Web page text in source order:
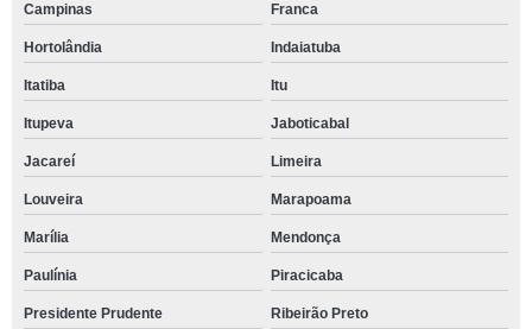
Campinas Franca
Hortolândia Indaiatuba
Itatiba Itu
Itupeva Jaboticabal
Jacareí Limeira
Louveira Marapoama
Marília Mendonça
Paulínia Piracicaba
Presidente Prudente Ribeirão Preto